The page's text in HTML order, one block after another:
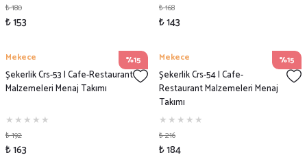
₺ 180
₺ 153
₺ 168
₺ 143
%15
Mekece
Şekerlik Crs-53 | Cafe-Restaurant
Malzemeleri Menaj Takımı
₺ 192
₺ 163
%15
Mekece
Şekerlik Crs-54 | Cafe-
Restaurant Malzemeleri Menaj
Takımı
₺ 216
₺ 184